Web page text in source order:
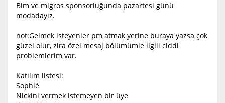
Bim ve migros sponsorluğunda pazartesi günü
modadayız.
not:Gelmek isteyenler pm atmak yerine buraya yazsa çok
güzel olur, zira özel mesaj bölümümle ilgili ciddi
problemlerim var.
Katılım listesi:
Sophié
Nickini vermek istemeyen bir üye